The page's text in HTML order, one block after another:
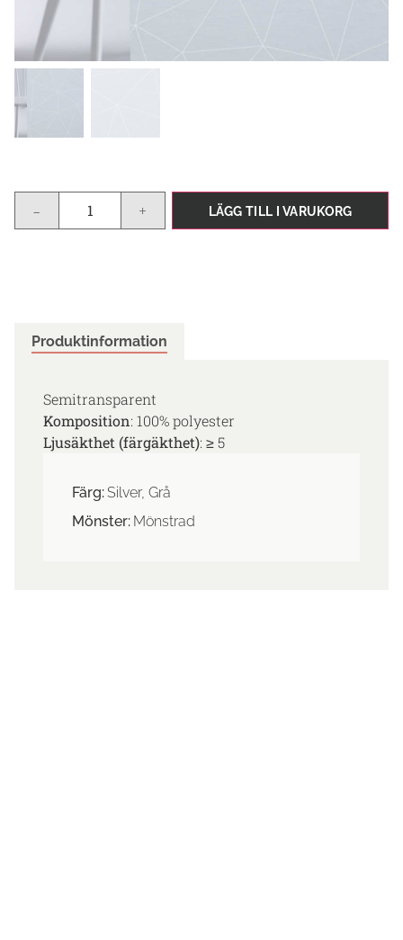
- + LÄGG TILL I VARUKORG
Produktinformation
Semitransparent
Komposition: 100% polyester
Ljusäkthet (färgäkthet): ≥ 5
Färg:Silver, Grå
Mönster: Mönstrad